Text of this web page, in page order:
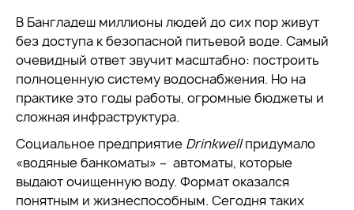
В Бангладеш миллионы людей до сих пор живут
без доступа к безопасной питьевой воде. Самый
очевидный ответ звучит масштабно: построить
полноценную систему водоснабжения. Но на
практике это годы работы, огромные бюджеты и
сложная инфраструктура.
Социальное предприятие Drinkwellпридумало
«водяные банкоматы» – автоматы, которые
выдают очищенную воду. Формат оказался
понятным и жизнеспособным. Сегодня таких